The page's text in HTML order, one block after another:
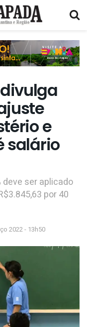
e
salário
deve ser aplicado
por 40
2022 - 13h50